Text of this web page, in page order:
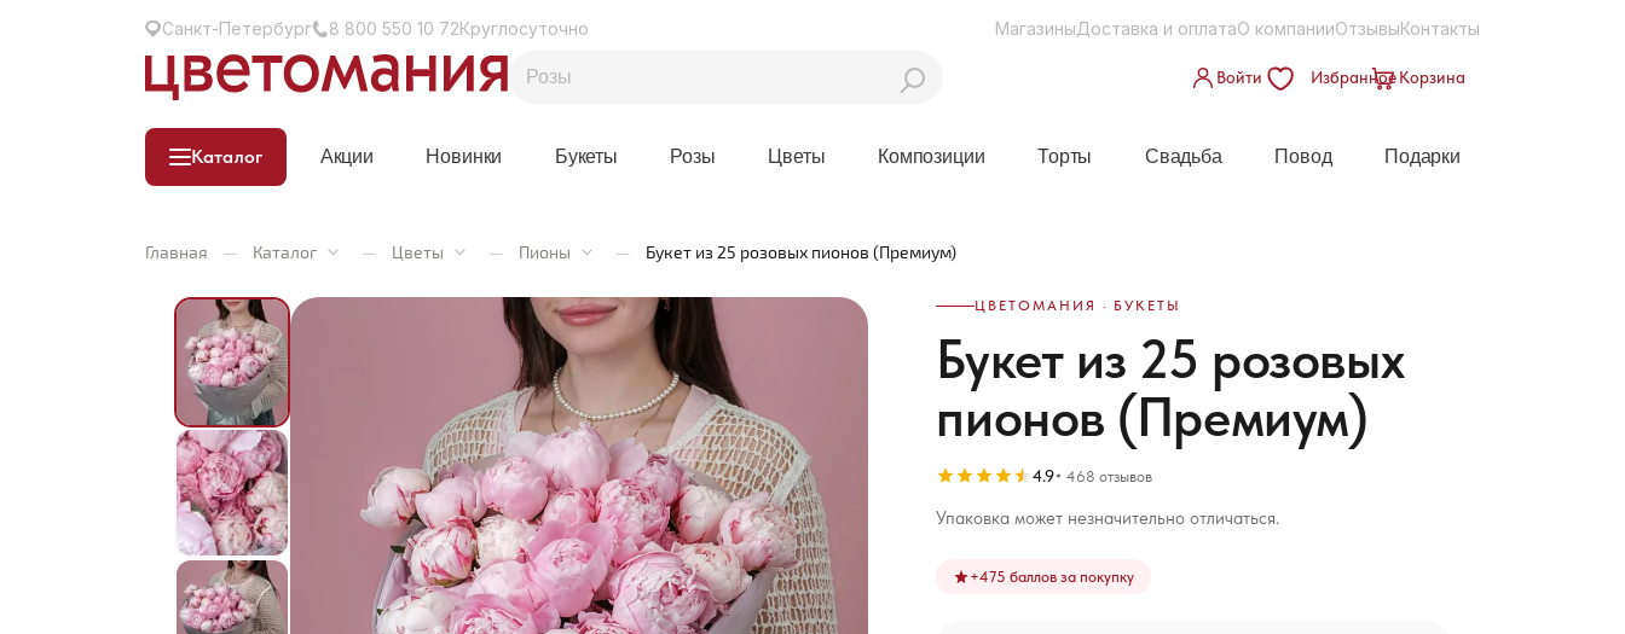
Санкт-Петербург 8 800 550 10 72Круглосуточно МагазиныДоставка и оплатаО компанииОтзывыКонтакты
Войти ИзбранноеКорзина
Каталог Акции Новинки Букеты Розы Цветы Композиции Торты Свадьба Повод Подарки
Главная — Каталог — Цветы — Пионы — Букет из 25 розовых пионов (Премиум)
ЦВЕТОМАНИЯ · БУКЕТЫ
Букет из 25 розовых
пионов (Премиум)
4.9 468 отзывов
Упаковка может незначительно отличаться.
+475 баллов за покупку